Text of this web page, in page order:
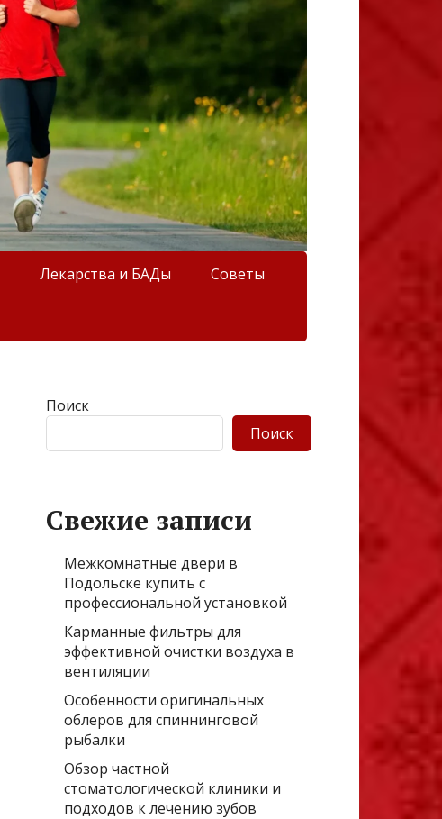
Лекарства и БАДы Советы
Поиск
Поиск
Свежие записи
Межкомнатные двери в
Подольске купить с
профессиональной установкой
Карманные фильтры для
эффективной очистки воздуха в
вентиляции
Особенности оригинальных
облеров для спиннинговой
рыбалки
Обзор частной
стоматологической клиники и
подходов к лечению зубов